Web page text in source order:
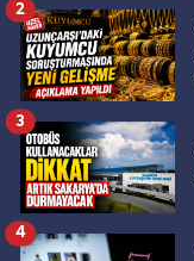
2
3
4